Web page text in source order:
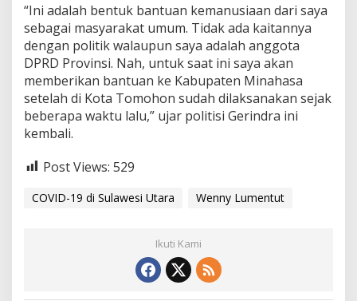
“Ini adalah bentuk bantuan kemanusiaan dari saya
sebagai masyarakat umum. Tidak ada kaitannya
dengan politik walaupun saya adalah anggota
DPRD Provinsi. Nah, untuk saat ini saya akan
memberikan bantuan ke Kabupaten Minahasa
setelah di Kota Tomohon sudah dilaksanakan sejak
beberapa waktu lalu,” ujar politisi Gerindra ini
kembali.
Post Views: 529
COVID-19 di Sulawesi Utara Wenny Lumentut
Ikuti Kami